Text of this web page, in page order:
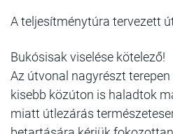
A teljesítménytúra tervezett
Bukósisak viselése kötelező!
Az útvonal nagyrészt
kisebb közúton is haladtok
miatt útlezárás